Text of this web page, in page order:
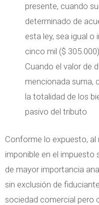
presente, cuando
determinado de
esta ley, sea igual
cinco mil ($ 305.000).
Cuando el valor de
mencionada suma,
la totalidad de los
pasivo del tributo
Conforme lo expuesto,
imponible en el impuesto
de mayor importancia
sin exclusión de
sociedad comercial pero